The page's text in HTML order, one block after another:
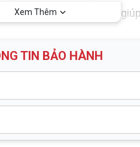
việc đầu tư bình tích khí
suất sản phẩm đầu ra.
khí nén nạp đầy bình chứa
nén đầu ra, chính vì vậy
Xem Thêm
TIN BẢO HÀNH